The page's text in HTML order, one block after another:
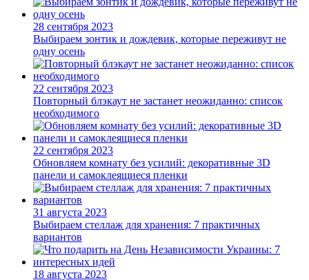
28 сентября 2023
Выбираем зонтик и дождевик, которые переживут не
одну осень
22 сентября 2023
Повторный блэкаут не застанет неожиданно: список
необходимого
22 сентября 2023
Обновляем комнату без усилий: декоративные 3D
панели и самоклеящиеся пленки
31 августа 2023
Выбираем стеллаж для хранения: 7 практичных
вариантов
18 августа 2023